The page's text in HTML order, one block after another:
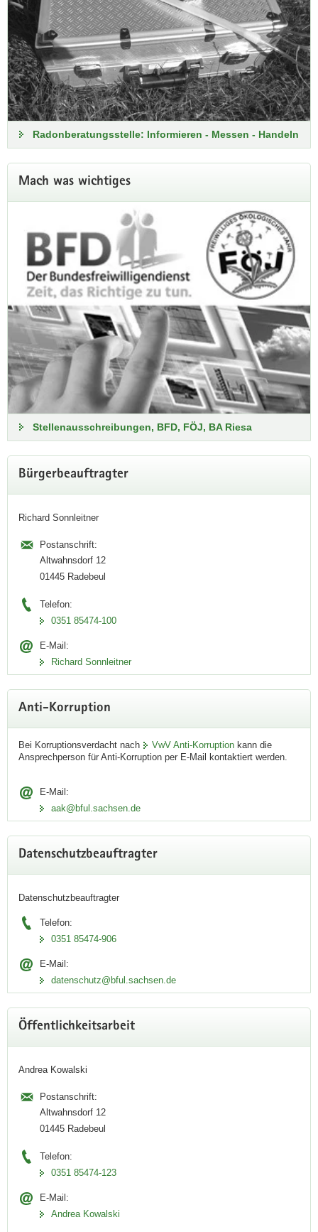
Fachbereich 55 - Messnetz
Naturschutz
Natura 2000-Monitoring
Hier können Sie Einblick in unser Untersuchungsprogramm
für 2025 nehmen
weitere Informationen
Artenliste der Algen Sachsens
Vorkommen, Taxonomie, Autökologie
Diese Veröffentlichung können Sie über die
Publikationsdatenbank beziehen
Radonschutz bei Neubauten -
Herausforderung für Planer und
Architekten
Wie kann ich mich in bestehenden Gebäuden vor Radon
von Neubauten berücksichtigen?
zum Video
Radonberatungsstelle: Informieren - Messen - Handeln
Mach was wichtiges
Stellenausschreibungen, BFD, FÖJ, BA Riesa
Bürgerbeauftragter
Richard Sonnleitner
Postanschrift:
Altwahnsdorf 12
01445 Radebeul
Telefon:
0351 85474-100
E-Mail:
Richard Sonnleitner
Anti-Korruption
Bei Korruptionsverdacht nach VwV Anti-Korruption kann die
Ansprechperson für Anti-Korruption per E-Mail kontaktiert werden.
E-Mail:
aak@bful.sachsen.de
Datenschutzbeauftragter
Datenschutzbeauftragter
Telefon:
0351 85474-906
E-Mail:
datenschutz@bful.sachsen.de
Öffentlichkeitsarbeit
Andrea Kowalski
Postanschrift:
Altwahnsdorf 12
01445 Radebeul
Telefon:
0351 85474-123
E-Mail:
Andrea Kowalski